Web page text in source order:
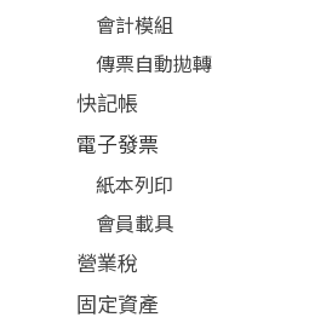
會計模組
傳票自動拋轉
快記帳
電子發票
紙本列印
會員載具
營業稅
固定資產